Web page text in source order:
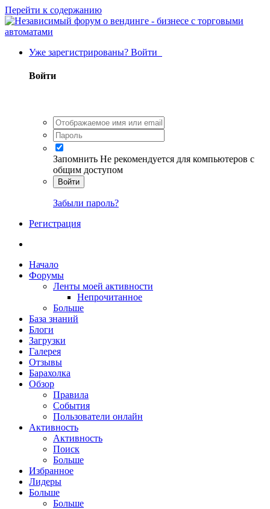
Перейти к содержанию
Уже зарегистрированы? Войти
Войти
Запомнить Не рекомендуется для компьютеров с
общим доступом
Войти
Забыли пароль?
Регистрация
Начало
Форумы
Ленты моей активности
Непрочитанное
Больше
База знаний
Блоги
Загрузки
Галерея
Отзывы
Барахолка
Обзор
Правила
События
Пользователи онлайн
Активность
Активность
Поиск
Больше
Избранное
Лидеры
Больше
Больше